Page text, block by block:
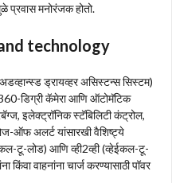
प्रवास मनोरंजक होतो.
technology
ड्रायव्हर असिस्टन्स सिस्टम)
डिग्री कॅमेरा आणि ऑटोमॅटिक
इलेक्ट्रॉनिक स्टॅबिलिटी कंट्रोल,
ऑफ अलर्ट यांसारखी वैशिष्ट्ये
टू-लोड) आणि व्ही2व्ही (व्हेईकल-टू-
वाहनांना चार्ज करण्यासाठी पॉवर